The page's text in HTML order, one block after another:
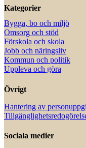
Kategorier
Bygga, bo och miljö
Omsorg och stöd
Förskola och skola
Jobb och näringsliv
Kommun och politik
Uppleva och göra
Övrigt
Hantering av
Sociala medier